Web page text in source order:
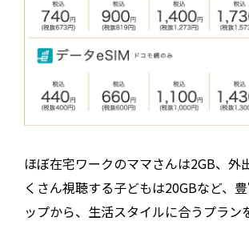
ほぼ在宅ワークのママさんは2GB、外
くさん視聴する子どもは20GBなど、
ップから、生活スタイルに合うプラン